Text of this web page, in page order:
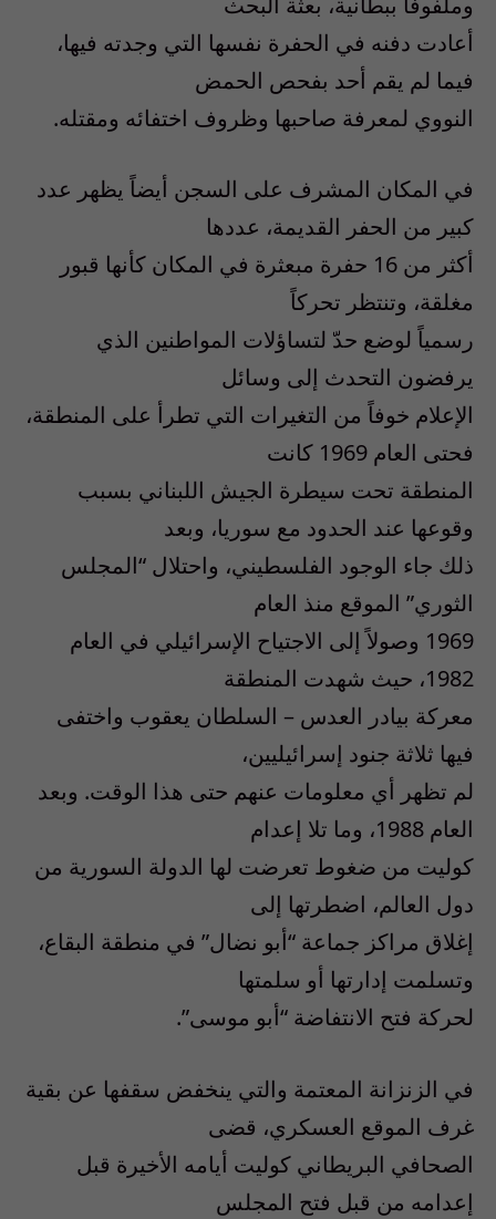
أعادت دفنه في الحفرة نفسها التي وجدته فيها،
فيما لم يقم أحد بفحص الحمض
النووي لمعرفة صاحبها وظروف اختفائه ومقتله.
في المكان المشرف على السجن أيضاً يظهر عدد
كبير من الحفر القديمة، عددها
أكثر من 16 حفرة مبعثرة في المكان كأنها قبور
مغلقة، وتنتظر تحركاً
رسمياً لوضع حدّ لتساؤلات المواطنين الذي
يرفضون التحدث إلى وسائل
الإعلام خوفاً من التغيرات التي تطرأ على المنطقة،
فحتى العام 1969 كانت
المنطقة تحت سيطرة الجيش اللبناني بسبب
وقوعها عند الحدود مع سوريا، وبعد
ذلك جاء الوجود الفلسطيني، واحتلال “المجلس
الثوري” الموقع منذ العام
1969 وصولاً إلى الاجتياح الإسرائيلي في العام
1982، حيث شهدت المنطقة
معركة بيادر العدس – السلطان يعقوب واختفى
فيها ثلاثة جنود إسرائيليين،
لم تظهر أي معلومات عنهم حتى هذا الوقت. وبعد
العام 1988، وما تلا إعدام
كوليت من ضغوط تعرضت لها الدولة السورية من
دول العالم، اضطرتها إلى
إغلاق مراكز جماعة “أبو نضال” في منطقة البقاع،
وتسلمت إدارتها أو سلمتها
لحركة فتح الانتفاضة “أبو موسى”.
في الزنزانة المعتمة والتي ينخفض سقفها عن بقية
غرف الموقع العسكري، قضى
الصحافي البريطاني كوليت أيامه الأخيرة قبل
إعدامه من قبل فتح المجلس